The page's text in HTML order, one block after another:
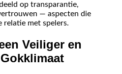
op transparantie,
— aspecten die
relatie met spelers.
Veiliger en